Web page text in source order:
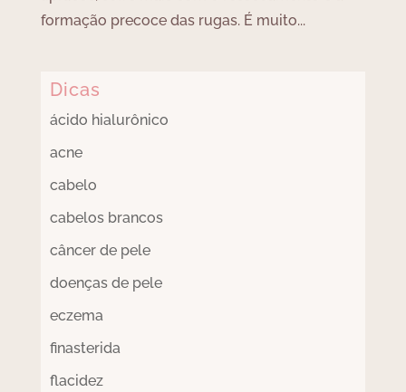
formação precoce das rugas. É muito...
Dicas
ácido hialurônico
acne
cabelo
cabelos brancos
câncer de pele
doenças de pele
eczema
finasterida
flacidez